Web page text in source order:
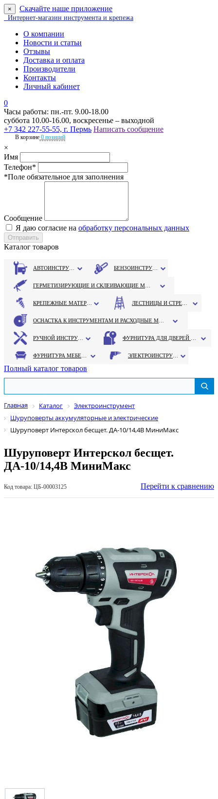
× Скачайте наше приложение
Интернет-магазин инструмента и крепежа
О компании
Новости и статьи
Отзывы
Доставка и оплата
Производители
Контакты
Личный кабинет
0
Часы работы: пн.-пт. 9.00-18.00
суббота 10.00-16.00, воскресенье – выходной
+7 342 227-55-55, г. Пермь Написать сообщение
В корзине 0 позиций
×
Имя
Телефон*
*Поле обязательное для заполнения
Сообщение
Я даю согласие на обработку персональных данных
Каталог товаров
Полный каталог товаров
Главная Каталог
Электроинструмент
Шуруповерты аккумуляторные и электрические
Шуруповерт Интерскол бесщет. ДА-10/14,4В МиниМакс
Шуруповерт Интерскол бесщет.
ДА-10/14,4В МиниМакс
Код товара: ЦБ-00003125 Перейти к сравнению